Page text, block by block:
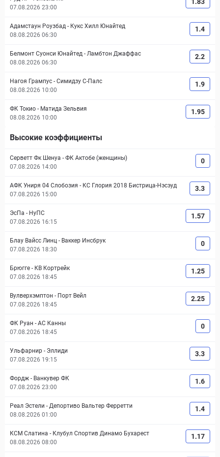
07.08.2026 23:00
Адамстаун Роузбад - Кукс Хилл Юнайтед
08.08.2026 06:30
1.4
Белмонт Суонси Юнайтед - Ламбтон Джаффас
08.08.2026 06:30
2.2
Нагоя Грампус - Симидзу С-Палс
08.08.2026 10:00
1.9
ФК Токио - Матида Зельвия
08.08.2026 10:00
1.95
Высокие коэффициенты
Серветт Фк Шенуа - ФК Актобе (женщины)
07.08.2026 14:00
0
АФК Униря 04 Слобозия - КС Глория 2018 Бистрица-Нэсэуд
07.08.2026 15:00
3.3
ЭсПа - НуПС
07.08.2026 16:15
1.57
Блау Вайсс Линц - Ваккер Инсбрук
07.08.2026 18:30
0
Брюгге - КВ Кортрейк
07.08.2026 18:45
1.25
Вулверхэмптон - Порт Вейл
07.08.2026 18:45
2.25
ФК Руан - АС Канны
07.08.2026 18:45
0
Ульфарнир - Эллиди
07.08.2026 19:15
3.3
Фордж - Ванкувер ФК
07.08.2026 23:00
1.6
Реал Эстели - Депортиво Вальтер Ферретти
08.08.2026 01:00
1.4
КСМ Слатина - Клубул Спортив Динамо Бухарест
08.08.2026 08:00
1.17